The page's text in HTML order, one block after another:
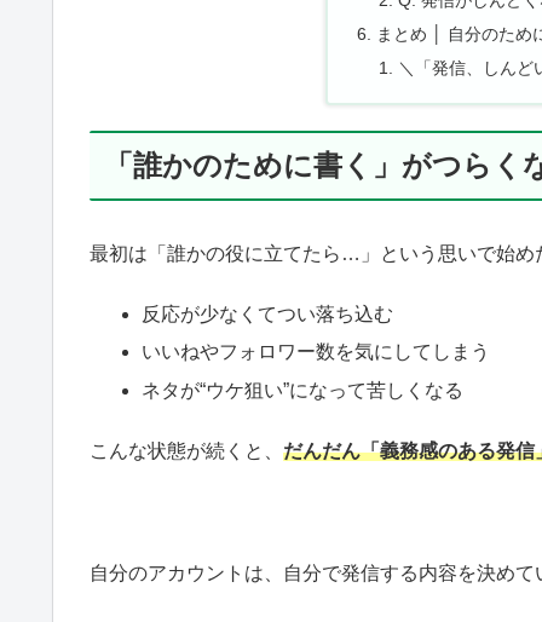
まとめ │ 自分のため
＼「発信、しん
「誰かのために書く」がつらく
最初は「誰かの役に立てたら…」という思いで始め
反応が少なくてつい落ち込む
いいねやフォロワー数を気にしてしまう
ネタが“ウケ狙い”になって苦しくなる
こんな状態が続くと、 だんだん「義務感のある発信
自分のアカウントは、自分で発信する内容を決め